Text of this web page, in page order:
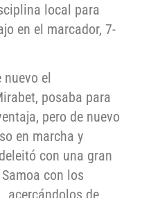
local para
en el marcador, 7-
nuevo el
posaba para
pero de nuevo
en marcha y
con una gran
con los